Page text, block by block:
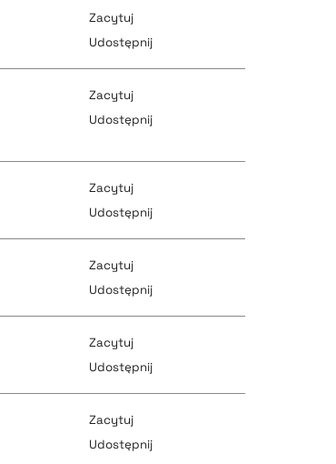
pobierz cytat
pobierz cytat
pobierz cytat
pobierz cytat
Zacytuj
Udostępnij
pobierz cytat
Zacytuj
Udostępnij
pobierz cytat
pobierz cytat
Zacytuj
Udostępnij
pobierz cytat
pobierz cytat
Zacytuj
Udostępnij
pobierz cytat
Zacytuj
Udostępnij
Zacytuj
Udostępnij